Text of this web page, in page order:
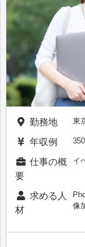
勤務地 東
年収例
仕事の概
要
イ
求める人
材
像